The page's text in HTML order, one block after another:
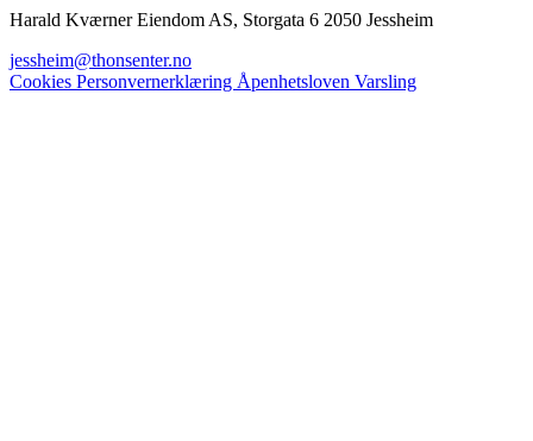
Harald Kværner Eiendom AS, Storgata 6 2050 Jessheim
jessheim@thonsenter.no
Cookies Personvernerklæring Åpenhetsloven Varsling